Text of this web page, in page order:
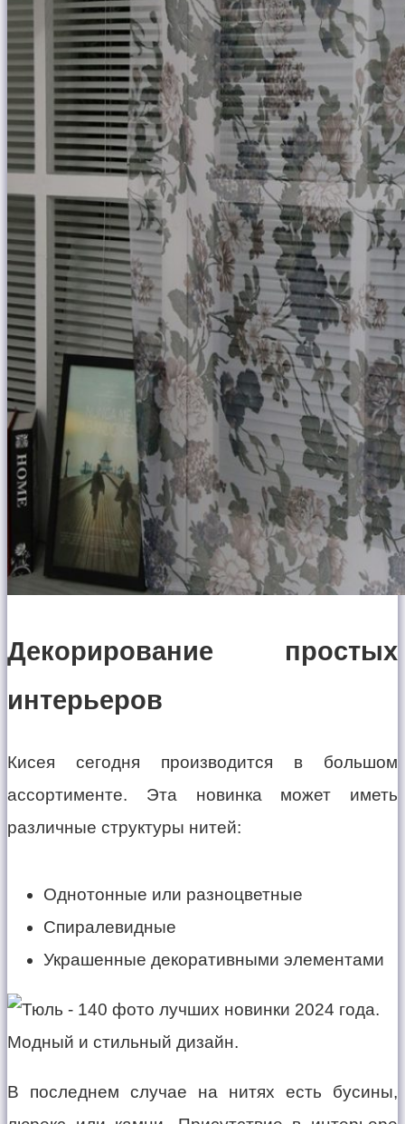
Декорирование простых
интерьеров
Кисея сегодня производится в большом
ассортименте. Эта новинка может иметь
различные структуры нитей:
Однотонные или разноцветные
Спиралевидные
Украшенные декоративными элементами
В последнем случае на нитях есть бусины,